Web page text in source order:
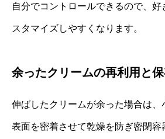
自分でコントロールできるので、好
スタマイズしやすくなります。
余ったクリームの再利用と
伸ばしたクリームが余った場合は、
表面を密着させて乾燥を防ぎ密閉容